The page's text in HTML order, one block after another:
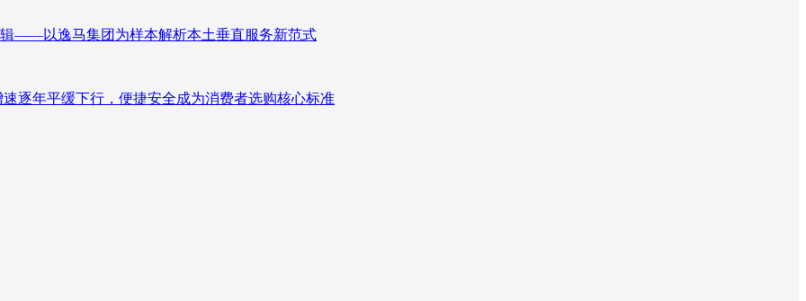
——以逸马集团为样本解析本土垂直服务新范式
逐年平缓下行，便捷安全成为消费者选购核心标准